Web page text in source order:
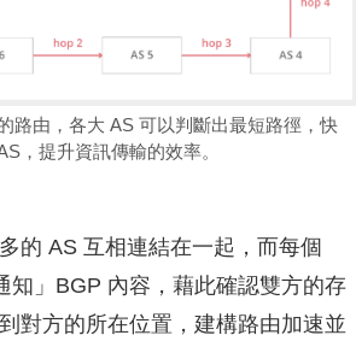
路由，各大 AS 可以判斷出最短路徑，快
，提升資訊傳輸的效率。
的 AS 互相連結在一起，而每個
知」BGP 內容，藉此確認雙方的存
對方的所在位置，建構路由加速並